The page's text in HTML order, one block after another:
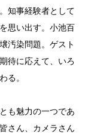
知事経験者として
思い出す。小池百
汚染問題。ゲスト
待に応えて、いろ
る。
も魅力の一つであ
さん、カメラさん